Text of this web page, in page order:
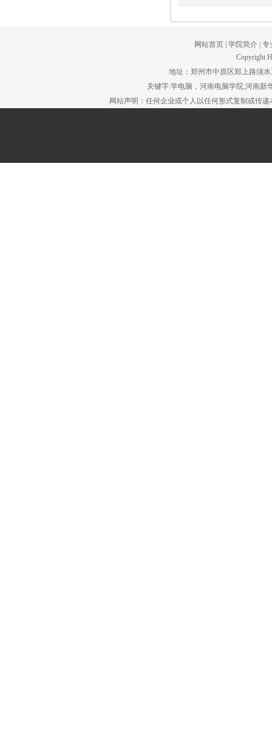
网站首页 学院简介 专
Copyright
地址：郑州市中原区郑上路须水
关键字:学电脑，河南电脑学院,河南新
网站声明：任何企业或个人以任何形式复制或传